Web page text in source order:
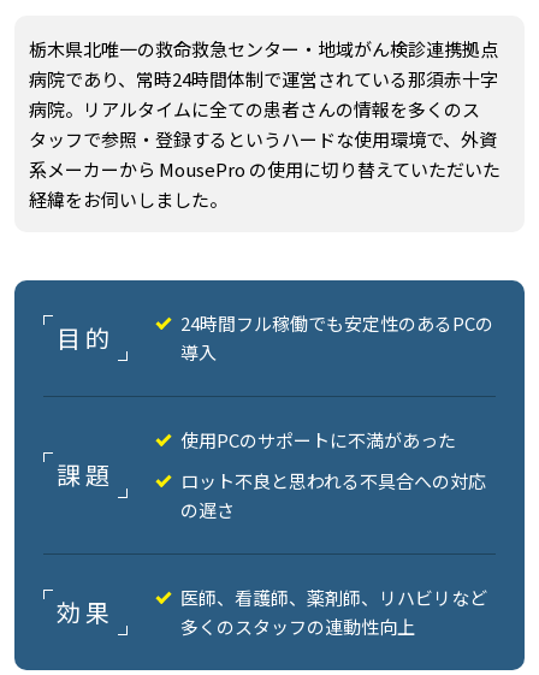
栃木県北唯一の救命救急センター・地域がん検診連携拠点
病院であり、常時24時間体制で運営されている那須赤十字
病院。リアルタイムに全ての患者さんの情報を多くのス
タッフで参照・登録するというハードな使用環境で、外資
系メーカーから MousePro の使用に切り替えていただいた
経緯をお伺いしました。
目的
24時間フル稼働でも安定性のあるPCの
導入
課題
使用PCのサポートに不満があった
ロット不良と思われる不具合への対応
の遅さ
効果
医師、看護師、薬剤師、リハビリなど
多くのスタッフの連動性向上